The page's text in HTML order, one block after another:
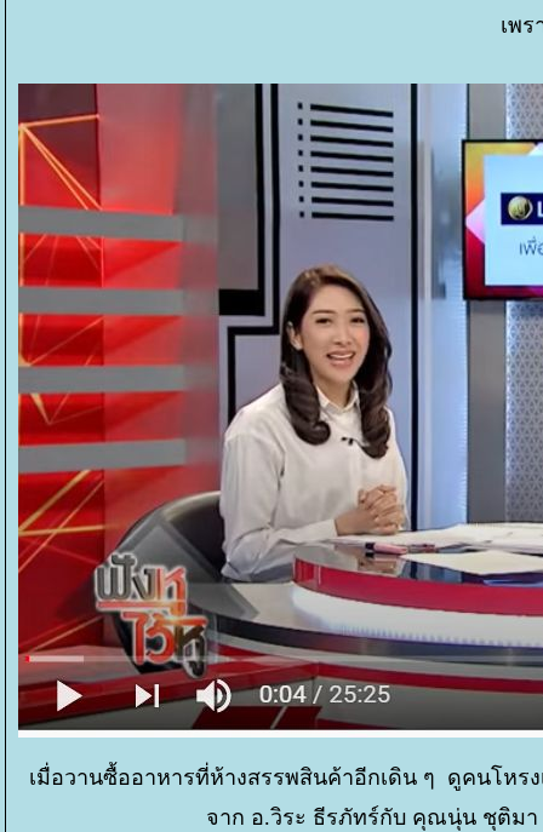
เพ
เมื่อวานซื้ออาหารที่ห้างสรรพสินค้าอีกเดิน ๆ ดูคนโหร
จาก อ.วิระ ธีรภัทร์กับ คุณนุ่น ชุติมา